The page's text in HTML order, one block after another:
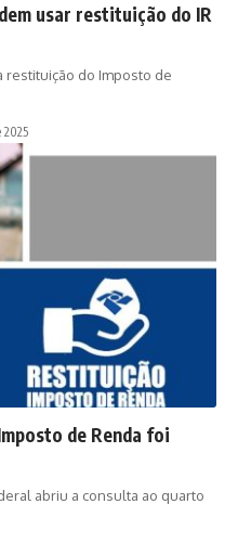
usar restituição do IR
restituição do Imposto de
2025
de Renda foi
abriu a consulta ao quarto